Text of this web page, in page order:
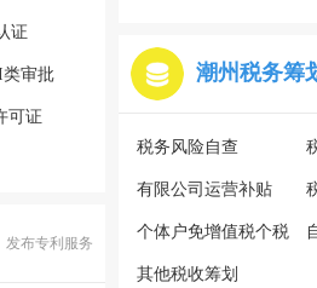
证
类审批
可证
发布专利服务
潮州税务筹
税务风险自查
有限公司运营补贴
个体户免增值税个税
其他税收筹划